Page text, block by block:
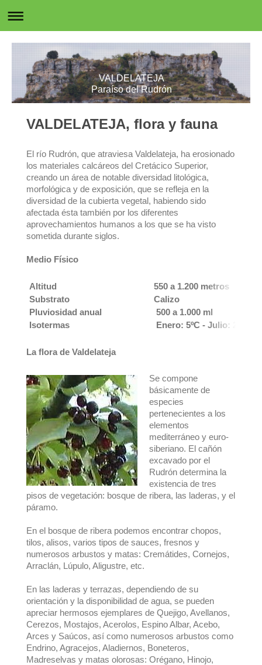
VALDELATEJA
Paraíso del Rudrón
VALDELATEJA, flora y fauna
El río Rudrón, que atraviesa Valdelateja, ha erosionado
los materiales calcáreos del Cretácico Superior,
creando un área de notable diversidad litológica,
morfológica y de exposición, que se refleja en la
diversidad de la cubierta vegetal, habiendo sido
afectada ésta también por los diferentes
aprovechamientos humanos a los que se ha visto
sometida durante siglos.
Medio Físico
Altitud
550 a 1.200 metros
Substrato
Calizo
Pluviosidad anual
500 a 1.000 ml
Isotermas
Enero: 5ºC - Julio: 20 ºC
La flora de Valdelateja
Se compone
básicamente de
especies
pertenecientes a los
elementos
mediterráneo y euro-
siberiano. El cañón
excavado por el
Rudrón determina la
existencia de tres
pisos de vegetación: bosque de ribera, las laderas, y el
páramo.
En el bosque de ribera podemos encontrar chopos,
tilos, alisos, varios tipos de sauces, fresnos y
numerosos arbustos y matas: Cremátides, Cornejos,
Arraclán, Lúpulo, Aligustre, etc.
En las laderas y terrazas, dependiendo de su
orientación y la disponibilidad de agua, se pueden
apreciar hermosos ejemplares de Quejigo, Avellanos,
Cerezos, Mostajos, Acerolos, Espino Albar, Acebo,
Arces y Saúcos, así como numerosos arbustos como
Endrino, Agracejos, Aladiernos, Boneteros,
Madreselvas y matas olorosas: Orégano, Hinojo,